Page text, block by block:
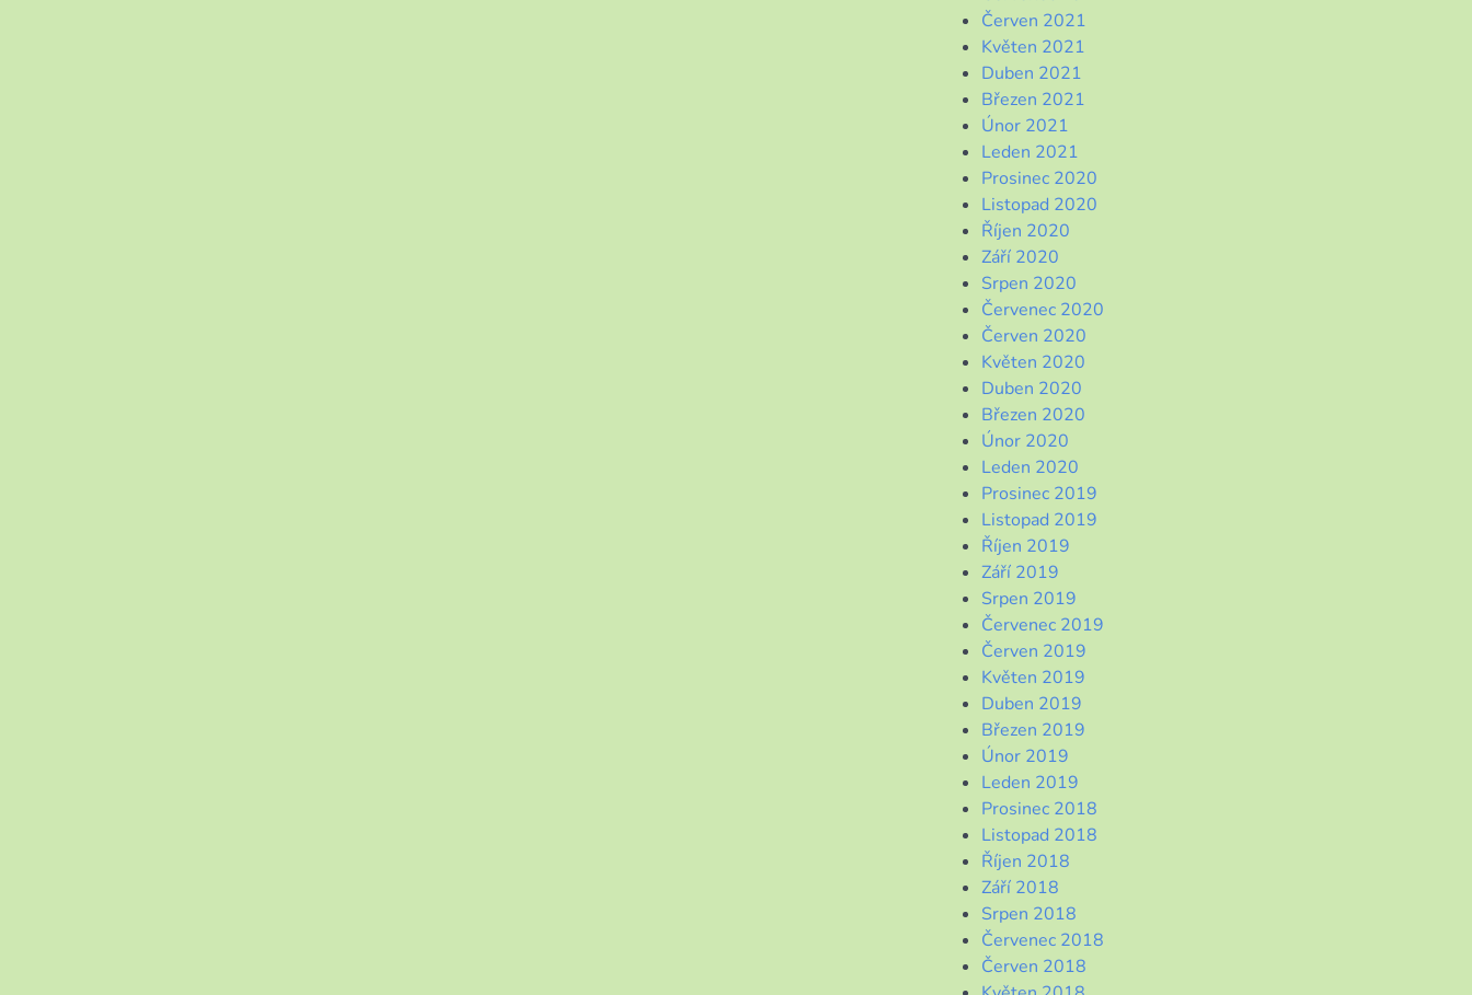
Červen 2021
Květen 2021
Duben 2021
Březen 2021
Únor 2021
Leden 2021
Prosinec 2020
Listopad 2020
Říjen 2020
Září 2020
Srpen 2020
Červenec 2020
Červen 2020
Květen 2020
Duben 2020
Březen 2020
Únor 2020
Leden 2020
Prosinec 2019
Listopad 2019
Říjen 2019
Září 2019
Srpen 2019
Červenec 2019
Červen 2019
Květen 2019
Duben 2019
Březen 2019
Únor 2019
Leden 2019
Prosinec 2018
Listopad 2018
Říjen 2018
Září 2018
Srpen 2018
Červenec 2018
Červen 2018